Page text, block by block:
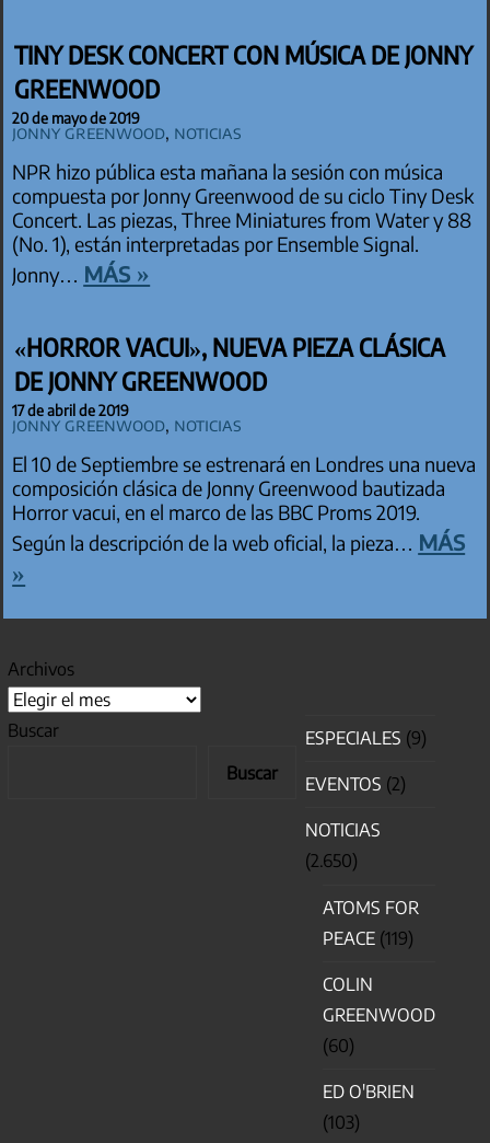
TINY DESK CONCERT CON MÚSICA DE JONNY
GREENWOOD
20 de mayo de 2019
Jonny Greenwood, Noticias
NPR hizo pública esta mañana la sesión con música
compuesta por Jonny Greenwood de su ciclo Tiny Desk
Concert. Las piezas, Three Miniatures from Water y 88
(No. 1), están interpretadas por Ensemble Signal.
Jonny… más »
«HORROR VACUI», NUEVA PIEZA CLÁSICA
DE JONNY GREENWOOD
17 de abril de 2019
Jonny Greenwood, Noticias
El 10 de Septiembre se estrenará en Londres una nueva
composición clásica de Jonny Greenwood bautizada
Horror vacui, en el marco de las BBC Proms 2019.
Según la descripción de la web oficial, la pieza… más
»
Archivos
Buscar
Buscar
ESPECIALES (9)
EVENTOS (2)
NOTICIAS
(2.650)
ATOMS FOR
PEACE (119)
COLIN
GREENWOOD
(60)
ED O'BRIEN
(103)